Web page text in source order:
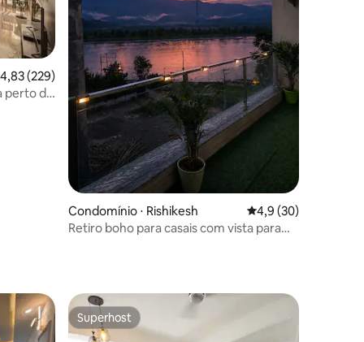
de uma avaliação média de 5, 229 avaliações
4,83 (229)
perto de
Condomínio ⋅ Rishikesh 4,9 de uma
4,9 (30)
Retiro boho para casais com vista para
Superhost
Superhost